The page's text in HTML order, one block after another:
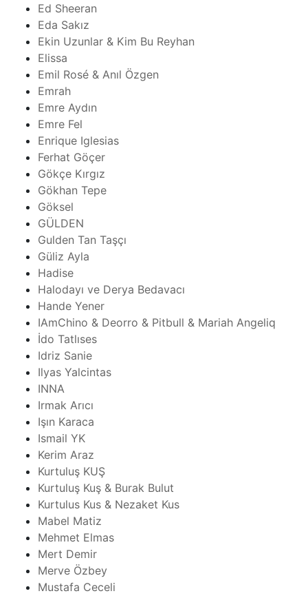
Ed Sheeran
Eda Sakız
Ekin Uzunlar & Kim Bu Reyhan
Elissa
Emil Rosé & Anıl Özgen
Emrah
Emre Aydın
Emre Fel
Enrique Iglesias
Ferhat Göçer
Gökçe Kırgız
Gökhan Tepe
Göksel
GÜLDEN
Gulden Tan Taşçı
Güliz Ayla
Hadise
Halodayı ve Derya Bedavacı
Hande Yener
IAmChino & Deorro & Pitbull & Mariah Angeliq
İdo Tatlıses
Idriz Sanie
Ilyas Yalcintas
INNA
Irmak Arıcı
Işın Karaca
Ismail YK
Kerim Araz
Kurtuluş KUŞ
Kurtuluş Kuş & Burak Bulut
Kurtulus Kus & Nezaket Kus
Mabel Matiz
Mehmet Elmas
Mert Demir
Merve Özbey
Mustafa Ceceli